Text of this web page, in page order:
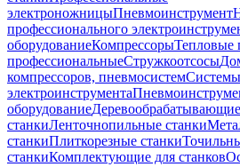
электроножницыПневмоинструмент
профессионального
оборудованиеКомпрессорыТепловые
профессиональныеСтружкоотсосы
компрессоров, пневмосистем
электроинструмента
оборудованиеДеревообрабатывающие
станкиЛенточнопильные станки
станкиПлиткорезные станки
станкиКомплектующие для станков